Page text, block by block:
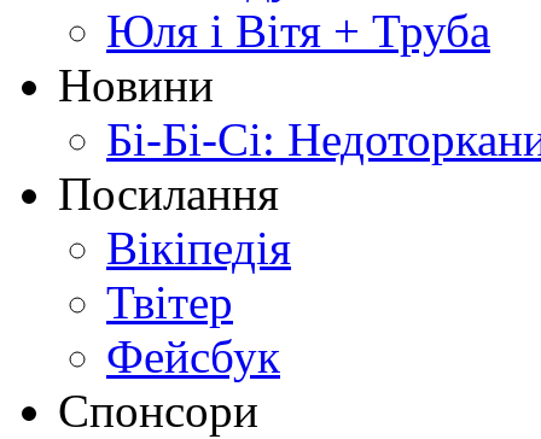
Юля і Вітя + Труба
Новини
Бі-Бі-Сі:
Посилання
Вікіпедія
Твітер
Фейсбук
Спонсори